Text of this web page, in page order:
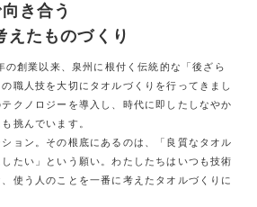
き合う
えたものづくり
創業以来、泉州に根付く伝統的な「後ざら
職人技を大切にタオルづくりを行ってきまし
クノロジーを導入し、時代に即したしなやか
挑んでいます。
ョン。その根底にあるのは、「良質なタオル
たい」という願い。わたしたちはいつも技術
使う人のことを一番に考えたタオルづくりに